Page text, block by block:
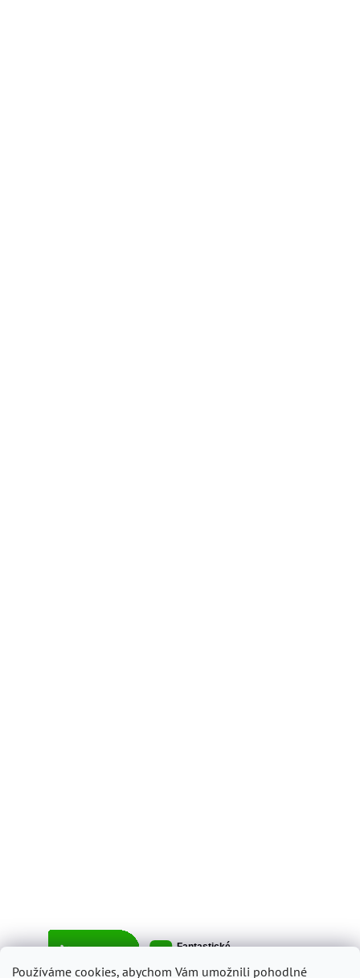
Používáme cookies, abychom Vám umožnili pohodlné